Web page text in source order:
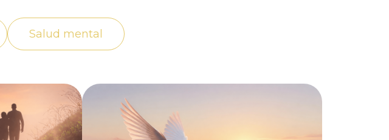
Salud mental